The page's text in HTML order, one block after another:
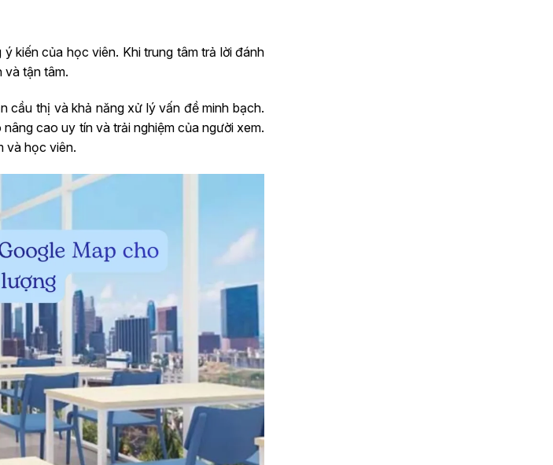
kiến của học viên. Khi trung tâm trả lời đánh
và tận tâm.
cầu thị và khả năng xử lý vấn đề minh bạch.
cao uy tín và trải nghiệm của người xem.
và học viên.